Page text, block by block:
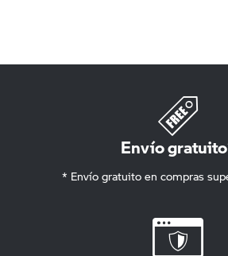
Envío
* Envío gratuito en compras